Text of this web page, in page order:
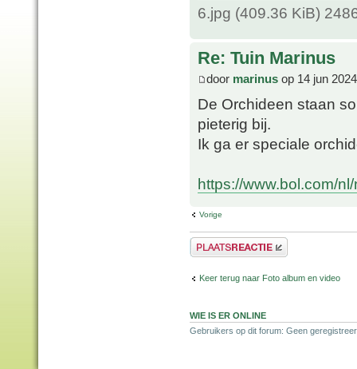
6.jpg (409.36 KiB)
Re: Tuin Marinus
door marinus op 14 jun
De Orchideen staan
pieterig bij.
Ik ga er speciale
https://www.bol.com/
Vorige
Plaats een reactie
Keer terug naar Foto album en video
WIE IS ER ONLINE
Gebruikers op dit forum: Geen